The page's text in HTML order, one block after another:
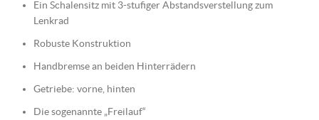
Ein Schalensitz mit 3-stufiger Abstandsverstellung zum
Lenkrad
Robuste Konstruktion
Handbremse an beiden Hinterrädern
Getriebe: vorne, hinten
Die sogenannte „Freilauf“